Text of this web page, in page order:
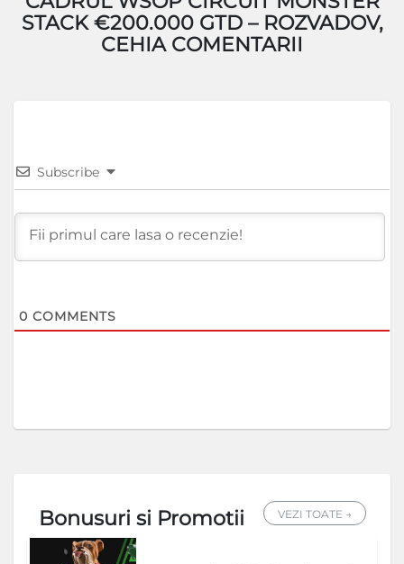
STACK €200.000 GTD – ROZVADOV,
CEHIA COMENTARII
Subscribe
0 COMMENTS
Bonusuri si Promotii VEZI TOATE →